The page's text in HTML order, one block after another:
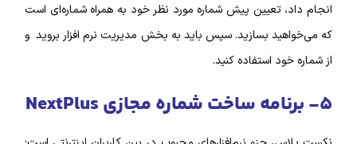
انجام داد، تعیین پیش شماره مورد نظر خود به همراه شماره‌ای است
که می‌خواهید بسازید. سپس باید به بخش مدیریت نرم‌ افزار بروید و
از شماره خود استفاده کنید.
۵- برنامه ساخت شماره مجازی NextPlus